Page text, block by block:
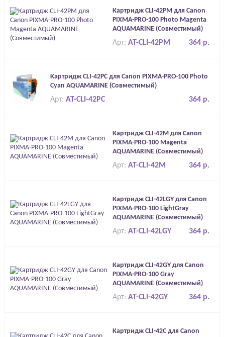
Картридж CLI-42PM для Canon
PIXMA-PRO-100 Photo Magenta
AQUAMARINE (Совместимый)
364 р.
Арт: AT-CLI-42PM
Картридж CLI-42PC для Canon PIXMA-PRO-100 Photo
Cyan AQUAMARINE (Совместимый)
364 р.
Арт: AT-CLI-42PC
Картридж CLI-42M для Canon
PIXMA-PRO-100 Magenta
AQUAMARINE (Совместимый)
364 р.
Арт:AT-CLI-42M
Картридж CLI-42LGY для Canon
PIXMA-PRO-100 LightGray
AQUAMARINE (Совместимый)
364 р.
Арт:AT-CLI-42LGY
Картридж CLI-42GY для Canon
PIXMA-PRO-100 Gray
AQUAMARINE (Совместимый)
364 р.
Арт:AT-CLI-42GY
Картридж CLI-42C для Canon